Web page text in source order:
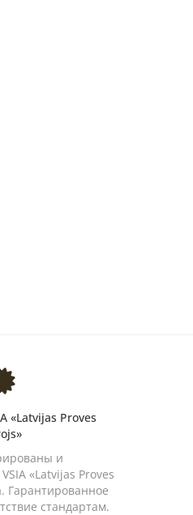
«Latvijas Proves
и
«Latvijas Proves
Гарантированное
стандартам.